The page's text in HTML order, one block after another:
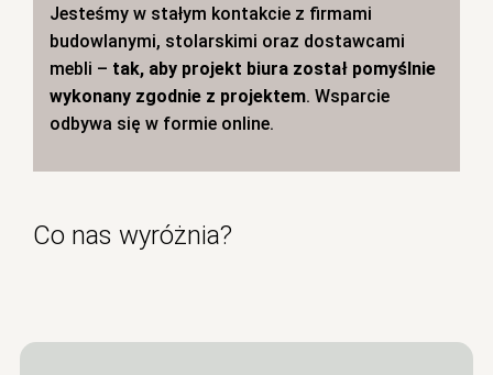
Jesteśmy w stałym kontakcie z firmami
budowlanymi, stolarskimi oraz dostawcami
mebli – tak, aby projekt biura został pomyślnie
wykonany zgodnie z projektem. Wsparcie
odbywa się w formie online.
Co nas wyróżnia?